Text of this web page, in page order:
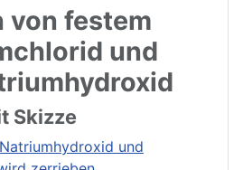
von festem
und
Skizze